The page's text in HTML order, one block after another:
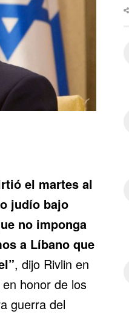
el martes al
judío bajo
no imponga
a Líbano que
, dijo Rivlin en
honor de los
guerra del